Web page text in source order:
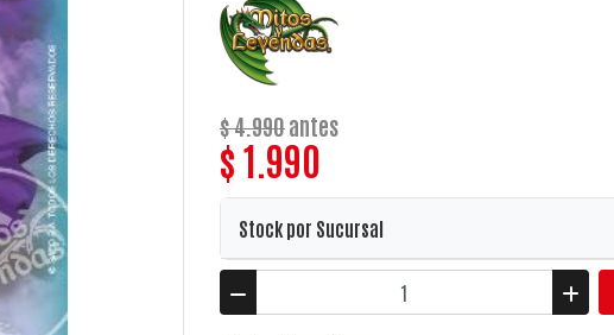
$ 4.990antes
$ 1.990
Stock por Sucursal